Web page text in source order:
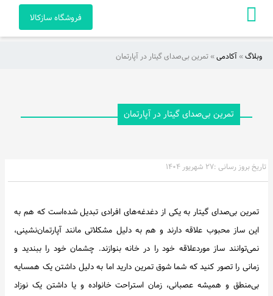
فروشگاه سازکالا
صفحه
اخبار
وبلاگ» آکادمی» تمرین بی‌صدای گیتار در آپارتمان
تمرین بی‌صدای گیتار در آپارتمان
تاریخ بروز رسانی :۲۷ شهریور ۱۴۰۴
تمرین بی‌صدای گیتار به یکی از دغدغه‌های افرادی تبدیل شده‌است که هم به
این ساز محبوب علاقه دارند و هم به دلیل مشکلاتی مانند آپارتمان‌نشینی،
نمی‌توانند ساز موردعلاقه خود را در خانه بنوازند. چشمان خود را ببندید و
زمانی را تصور کنید که شما شوق تمرین دارید اما به دلیل داشتن یک همسایه
بی‌منطق و همیشه عصبانی، زمان استراحت خانواده و یا داشتن یک نوزاد